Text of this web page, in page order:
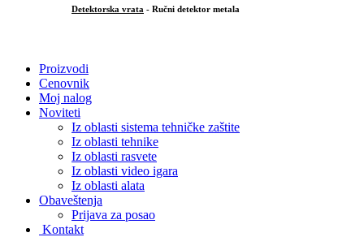
Detektorska vrata - Ručni detektor metala
Proizvodi
Cenovnik
Moj nalog
Noviteti
Iz oblasti sistema tehničke zaštite
Iz oblasti tehnike
Iz oblasti rasvete
Iz oblasti video igara
Iz oblasti alata
Obaveštenja
Prijava za posao
Kontakt